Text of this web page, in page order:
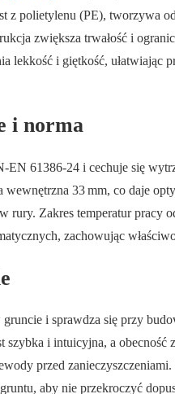
z polietylenu (PE), tworzywa
zwiększa trwałość i
lekkość i giętkość, ułatwiając
i norma
EN 61386-24 i cechuje się
wewnętrzna 33 mm, co daje
Zakres temperatur pracy
zachowując
gruncie i sprawdza się przy
szybka i intuicyjna, a obecność
przed zanieczyszczeniami.
aby nie przekroczyć